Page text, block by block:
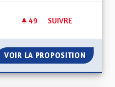
49 49 ABONNÉS
SUIVRE
VOIR LA PROPOSITION UN